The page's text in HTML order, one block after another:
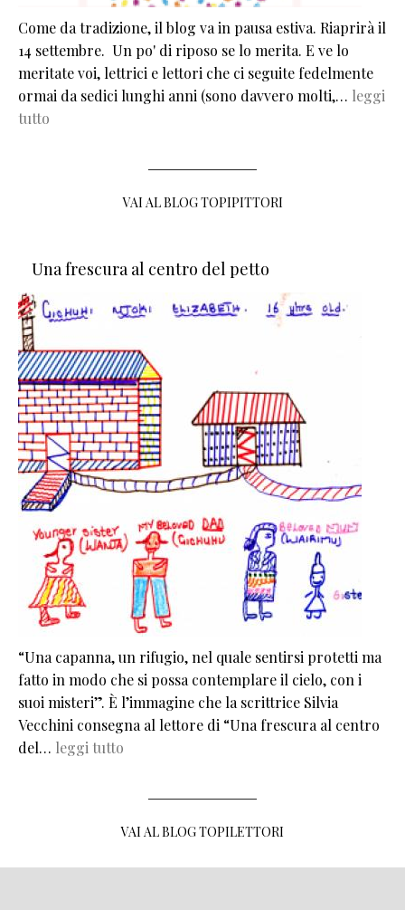
Come da tradizione, il blog va in pausa estiva. Riaprirà il
14 settembre. Un po' di riposo se lo merita. E ve lo
meritate voi, lettrici e lettori che ci seguite fedelmente
ormai da sedici lunghi anni (sono davvero molti,… leggi
tutto
VAI AL BLOG TOPIPITTORI
Una frescura al centro del petto
“Una capanna, un rifugio, nel quale sentirsi protetti ma
fatto in modo che si possa contemplare il cielo, con i
suoi misteri”. È l’immagine che la scrittrice Silvia
Vecchini consegna al lettore di “Una frescura al centro
del… leggi tutto
VAI AL BLOG TOPILETTORI